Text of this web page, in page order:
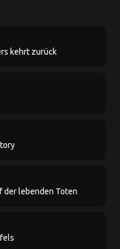
kehrt zurück
der lebenden Toten